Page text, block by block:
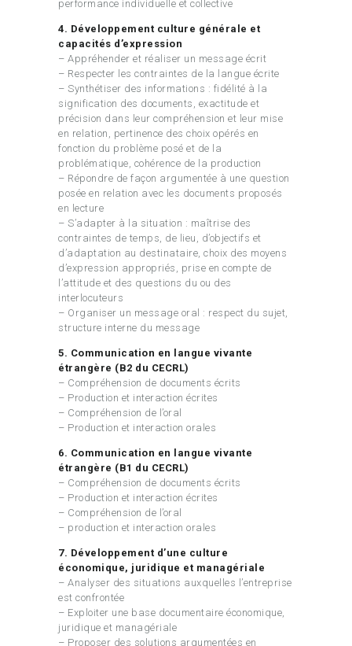
performance individuelle et collective
4. Développement culture générale et
capacités d’expression
– Appréhender et réaliser un message écrit
– Respecter les contraintes de la langue écrite
– Synthétiser des informations : fidélité à la
signification des documents, exactitude et
précision dans leur compréhension et leur mise
en relation, pertinence des choix opérés en
fonction du problème posé et de la
problématique, cohérence de la production
– Répondre de façon argumentée à une question
posée en relation avec les documents proposés
en lecture
– S’adapter à la situation : maîtrise des
contraintes de temps, de lieu, d’objectifs et
d’adaptation au destinataire, choix des moyens
d’expression appropriés, prise en compte de
l’attitude et des questions du ou des
interlocuteurs
– Organiser un message oral : respect du sujet,
structure interne du message
5. Communication en langue vivante
étrangère (B2 du CECRL)
– Compréhension de documents écrits
– Production et interaction écrites
– Compréhension de l’oral
– Production et interaction orales
6. Communication en langue vivante
étrangère (B1 du CECRL)
– Compréhension de documents écrits
– Production et interaction écrites
– Compréhension de l’oral
– production et interaction orales
7. Développement d’une culture
économique, juridique et managériale
– Analyser des situations auxquelles l’entreprise
est confrontée
– Exploiter une base documentaire économique,
juridique et managériale
– Proposer des solutions argumentées en